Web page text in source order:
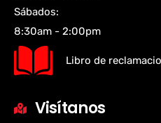
Sábados:
8:30am - 2:00pm
Libro de
Visítanos